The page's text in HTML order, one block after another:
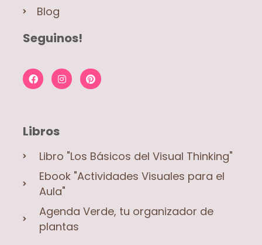
Blog
Seguinos!
Libros
Libro "Los Básicos del Visual Thinking"
Ebook "Actividades Visuales para el
Aula"
Agenda Verde, tu organizador de
plantas